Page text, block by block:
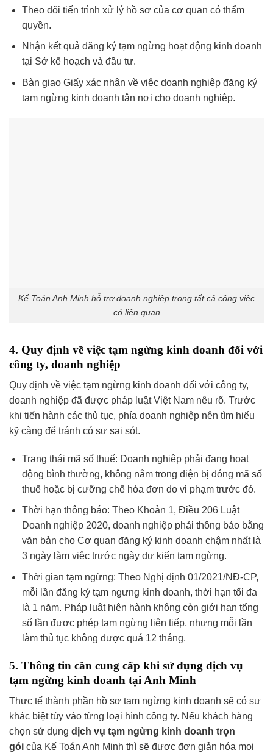
Theo dõi tiến trình xử lý hồ sơ của cơ quan có thẩm
quyền.
Nhận kết quả đăng ký tạm ngừng hoạt động kinh doanh
tại Sở kế hoạch và đầu tư.
Bàn giao Giấy xác nhận về việc doanh nghiệp đăng ký
tạm ngừng kinh doanh tận nơi cho doanh nghiệp.
Kế Toán Anh Minh hỗ trợ doanh nghiệp trong tất cả công việc
có liên quan
4. Quy định về việc tạm ngừng kinh doanh đối với
công ty, doanh nghiệp
Quy định về việc tạm ngừng kinh doanh đối với công ty,
doanh nghiệp đã được pháp luật Việt Nam nêu rõ. Trước
khi tiến hành các thủ tục, phía doanh nghiệp nên tìm hiểu
kỹ càng để tránh có sự sai sót.
Trạng thái mã số thuế: Doanh nghiệp phải đang hoạt
động bình thường, không nằm trong diện bị đóng mã số
thuế hoặc bị cưỡng chế hóa đơn do vi phạm trước đó.
Thời hạn thông báo: Theo Khoản 1, Điều 206 Luật
Doanh nghiệp 2020, doanh nghiệp phải thông báo bằng
văn bản cho Cơ quan đăng ký kinh doanh chậm nhất là
3 ngày làm việc trước ngày dự kiến tạm ngừng.
Thời gian tạm ngừng: Theo Nghị định 01/2021/NĐ-CP,
mỗi lần đăng ký tạm ngưng kinh doanh, thời hạn tối đa
là 1 năm. Pháp luật hiện hành không còn giới hạn tổng
số lần được phép tạm ngừng liên tiếp, nhưng mỗi lần
làm thủ tục không được quá 12 tháng.
5. Thông tin cần cung cấp khi sử dụng dịch vụ
tạm ngừng kinh doanh tại Anh Minh
Thực tế thành phần hồ sơ tạm ngừng kinh doanh sẽ có sự
khác biệt tùy vào từng loại hình công ty. Nếu khách hàng
chọn sử dụng dịch vụ tạm ngừng kinh doanh trọn
gói của Kế Toán Anh Minh thì sẽ được đơn giản hóa mọi